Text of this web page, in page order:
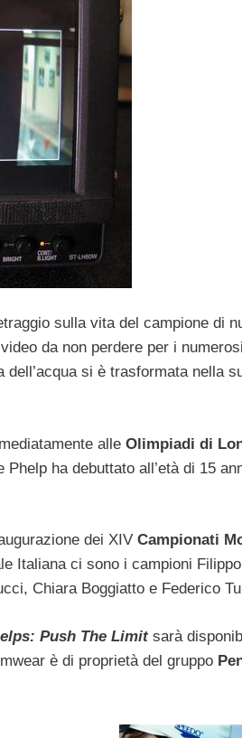
sulla vita del campione di
da non perdere per i
si è trasformata nella
alle Olimpiadi di
ha debuttato all’età di 15
dei XIV Campionati
Italiana ci sono i campioni
Chiara Boggiatto e Federico
Push The Limitsarà
è di proprietà del gruppo